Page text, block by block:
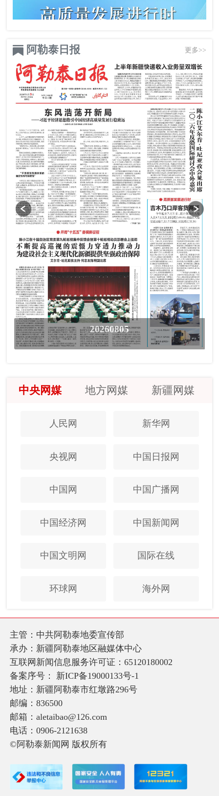
阿勒泰日报 更多>>
20260805
中央网媒 地方网媒 新疆网媒
人民网 新华网
央视网 中国日报网
中国网 中国广播网
中国经济网 中国新闻网
中国文明网 国际在线
环球网 海外网
主管：中共阿勒泰地委宣传部
承办：新疆阿勒泰地区融媒体中心
互联网新闻信息服务许可证：65120180002
备案序号： 新ICP备19000133号-1
地址：新疆阿勒泰市红墩路296号
邮编：836500
邮箱：aletaibao@126.com
电话：0906-2121638
©阿勒泰新闻网 版权所有